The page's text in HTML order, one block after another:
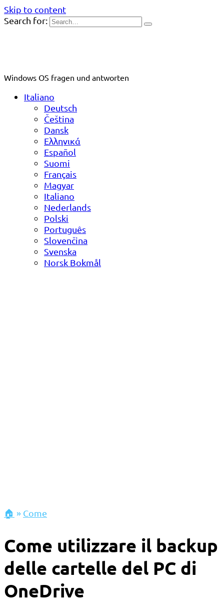
Skip to content
Search for:
Windows OS fragen und antworten
Italiano
Deutsch
Čeština
Dansk
Ελληνικά
Español
Suomi
Français
Magyar
Italiano
Nederlands
Polski
Português
Slovenčina
Svenska
Norsk Bokmål
🏠 » Come
Come utilizzare il backup
delle cartelle del PC di
OneDrive